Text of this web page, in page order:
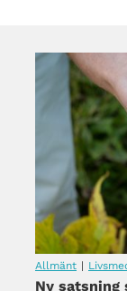
Allmänt |
Ny satsning